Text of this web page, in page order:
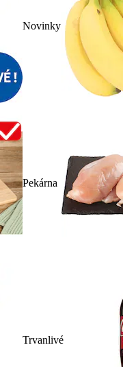
Novinky
Pekárna
Trvanlivé